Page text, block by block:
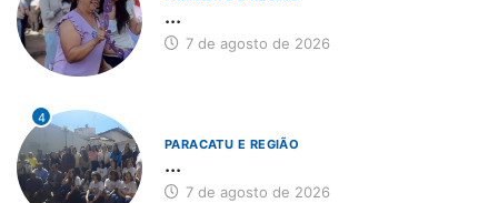
...
7 de agosto de 2026
4
PARACATU E REGIÃO
...
7 de agosto de 2026